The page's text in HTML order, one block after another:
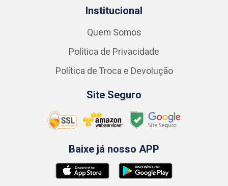
Institucional
Quem Somos
Política de Privacidade
Política de Troca e Devolução
Site Seguro
Baixe já nosso APP